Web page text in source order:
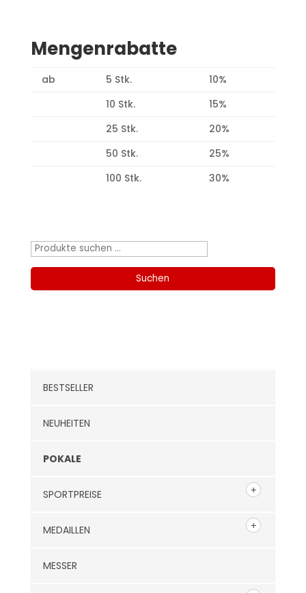
Mengenrabatte
ab 5 Stk.
10%
10 Stk.
15%
25 Stk.
20%
50 Stk.
25%
100 Stk.
30%
Suchen
Suchen
BESTSELLER
NEUHEITEN
POKALE
SPORTPREISE
MEDAILLEN
MESSER